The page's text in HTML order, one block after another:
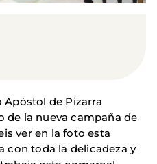
Apóstol de Pizarra
de la nueva campaña de
ver en la foto esta
con toda la delicadeza y